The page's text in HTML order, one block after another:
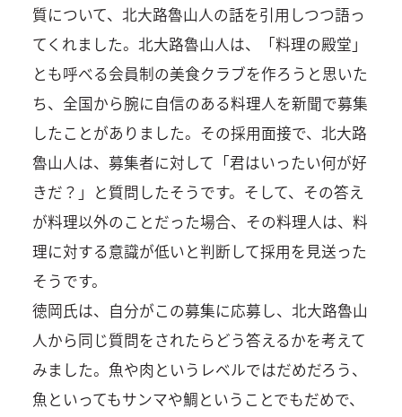
質について、北大路魯山人の話を引用しつつ語っ
てくれました。北大路魯山人は、「料理の殿堂」
とも呼べる会員制の美食クラブを作ろうと思いた
ち、全国から腕に自信のある料理人を新聞で募集
したことがありました。その採用面接で、北大路
魯山人は、募集者に対して「君はいったい何が好
きだ？」と質問したそうです。そして、その答え
が料理以外のことだった場合、その料理人は、料
理に対する意識が低いと判断して採用を見送った
そうです。
徳岡氏は、自分がこの募集に応募し、北大路魯山
人から同じ質問をされたらどう答えるかを考えて
みました。魚や肉というレベルではだめだろう、
魚といってもサンマや鯛ということでもだめで、